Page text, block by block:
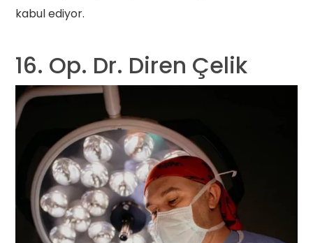
kabul ediyor.
16. Op. Dr. Diren Çelik